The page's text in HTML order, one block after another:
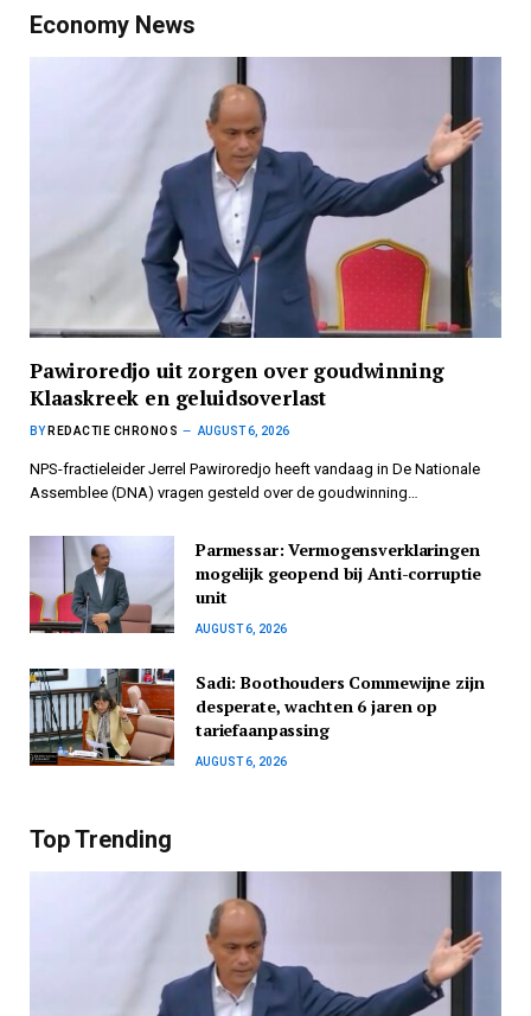
Economy News
Pawiroredjo uit zorgen over goudwinning
Klaaskreek en geluidsoverlast
BY REDACTIE CHRONOS AUGUST 6, 2026
NPS-fractieleider Jerrel Pawiroredjo heeft vandaag in De Nationale
Assemblee (DNA) vragen gesteld over de goudwinning…
Parmessar: Vermogensverklaringen
mogelijk geopend bij Anti-corruptie
unit
AUGUST 6, 2026
Sadi: Boothouders Commewijne zijn
desperate, wachten 6 jaren op
tariefaanpassing
AUGUST 6, 2026
Top Trending